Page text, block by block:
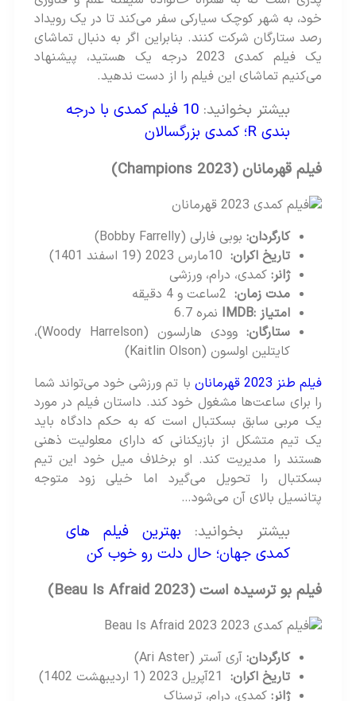
خود، به شهر کوچک سیارکی سفر می‌کند تا در یک رویداد
رصد ستارگان شرکت کنند. بنابراین اگر به دنبال تماشای
یک فیلم کمدی 2023 درجه یک هستید، پیشنهاد
می‌کنیم تماشای این فیلم را از دست ندهید.
بیشتر بخوانید:
10 فیلم کمدی با درجه
بندی R؛ کمدی بزرگسالان
فیلم قهرمانان(Champions 2023)
کارگردان:بوبی فارلی (Bobby Farrelly)
تاریخ اکران:10مارس 2023 (19 اسفند 1401)
کمدی، درام، ورزشی
مدت زمان:2ساعت و 4 دقیقه
امتیاز :IMDB
نمره 6.7
ستارگان:
وودی هارلسون (Woody Harrelson)،
کایتلین اولسون (Kaitlin Olson)
فیلم طنز 2023 قهرمانان
با تم ورزشی خود می‌تواند شما
را برای ساعت‌ها مشغول خود کند. داستان فیلم در مورد
یک مربی سابق بسکتبال است که به حکم دادگاه باید
یک تیم متشکل از بازیکنانی که دارای معلولیت ذهنی
هستند را مدیریت کند. او برخلاف میل خود این تیم
بسکتبال را تحویل می‌گیرد اما خیلی زود متوجه
پتانسیل بالای آن می‌شود…
بیشتر بخوانید:بهترین فیلم های
کمدی جهان؛ حال دلت رو خوب کن
فیلم بو ترسیده است(Beau Is Afraid 2023)
کارگردان:آری آستر (Ari Aster)
تاریخ اکران:21آپریل 2023 (1 اردیبهشت 1402)
کمدی، درام، ترسناک